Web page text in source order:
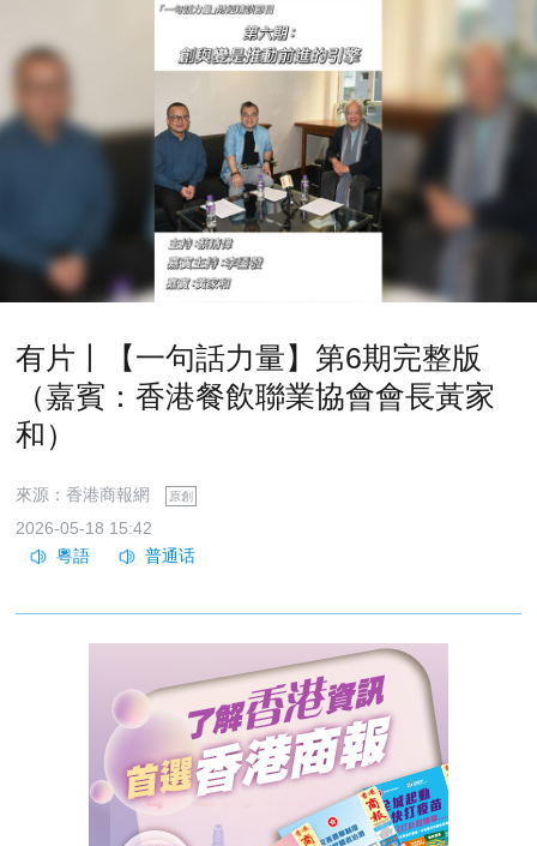
有片丨【一句話力量】第6期完整版
（嘉賓：香港餐飲聯業協會會長黃家
和）
來源：香港商報網 原創
2026-05-18 15:42